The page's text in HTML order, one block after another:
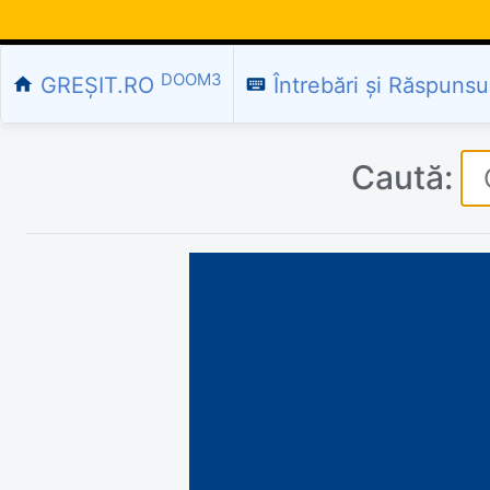
home GREȘIT.RO DOOM3 keyboard Întrebări și
Caută: